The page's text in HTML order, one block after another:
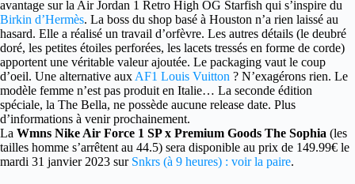
avantage sur la Air Jordan 1 Retro High OG Starfish qui s’inspire du
Birkin d’Hermès. La boss du shop basé à Houston n’a rien laissé au
hasard. Elle a réalisé un travail d’orfèvre. Les autres détails (le deubré
doré, les petites étoiles perforées, les lacets tressés en forme de corde)
apportent une véritable valeur ajoutée. Le packaging vaut le coup
d’oeil. Une alternative aux AF1 Louis Vuitton ? N’exagérons rien. Le
modèle femme n’est pas produit en Italie… La seconde édition
spéciale, la The Bella, ne possède aucune release date. Plus
d’informations à venir prochainement.
La Wmns Nike Air Force 1 SP x Premium Goods The Sophia (les
tailles homme s’arrêtent au 44.5) sera disponible au prix de 149.99€ le
mardi 31 janvier 2023 sur Snkrs (à 9 heures) : voir la paire.